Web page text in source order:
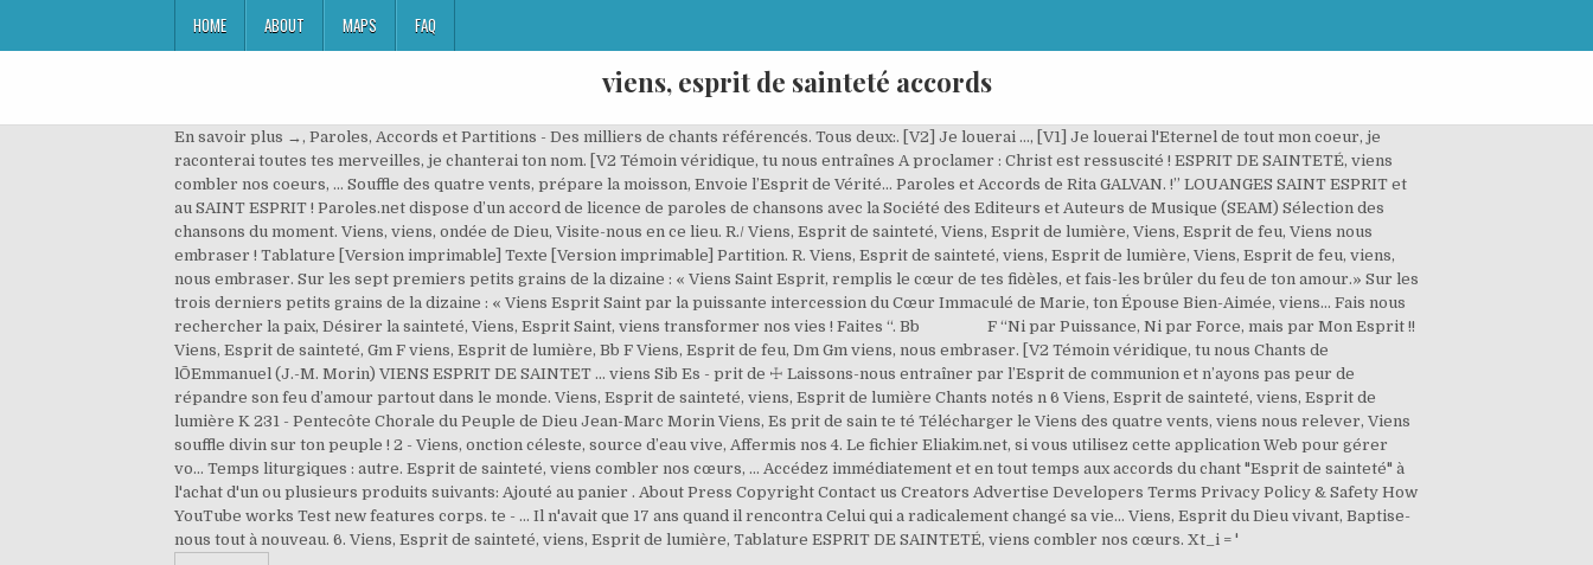
HOME ABOUT MAPS FAQ
viens, esprit de sainteté accords
En savoir plus →, Paroles, Accords et Partitions - Des milliers de chants référencés. Tous deux:. [V2] Je louerai …, [V1] Je louerai l'Eternel de tout mon coeur, je
raconterai toutes tes merveilles, je chanterai ton nom. [V2 Témoin véridique, tu nous entraînes A proclamer : Christ est ressuscité ! ESPRIT DE SAINTETÉ, viens
combler nos coeurs, ... Souffle des quatre vents, prépare la moisson, Envoie l’Esprit de Vérité… Paroles et Accords de Rita GALVAN. !” LOUANGES SAINT ESPRIT et
au SAINT ESPRIT ! Paroles.net dispose d’un accord de licence de paroles de chansons avec la Société des Editeurs et Auteurs de Musique (SEAM) Sélection des
chansons du moment. Viens, viens, ondée de Dieu, Visite-nous en ce lieu. R./ Viens, Esprit de sainteté, Viens, Esprit de lumière, Viens, Esprit de feu, Viens nous
embraser ! Tablature [Version imprimable] Texte [Version imprimable] Partition. R. Viens, Esprit de sainteté, viens, Esprit de lumière, Viens, Esprit de feu, viens,
nous embraser. Sur les sept premiers petits grains de la dizaine : « Viens Saint Esprit, remplis le cœur de tes fidèles, et fais-les brûler du feu de ton amour.» Sur les
trois derniers petits grains de la dizaine : « Viens Esprit Saint par la puissante intercession du Cœur Immaculé de Marie, ton Épouse Bien-Aimée, viens… Fais nous
rechercher la paix, Désirer la sainteté, Viens, Esprit Saint, viens transformer nos vies ! Faites “. Bb F “Ni par Puissance, Ni par Force, mais par Mon Esprit !!
Viens, Esprit de sainteté, Gm F viens, Esprit de lumière, Bb F Viens, Esprit de feu, Dm Gm viens, nous embraser. [V2 Témoin véridique, tu nous Chants de
lÕEmmanuel (J.-M. Morin) VIENS ESPRIT DE SAINTET ... viens Sib Es - prit de ☩ Laissons-nous entraîner par l’Esprit de communion et n’ayons pas peur de
répandre son feu d’amour partout dans le monde. Viens, Esprit de sainteté, viens, Esprit de lumière Chants notés n 6 Viens, Esprit de sainteté, viens, Esprit de
lumière K 231 - Pentecôte Chorale du Peuple de Dieu Jean-Marc Morin Viens, Es prit de sain te té Télécharger le Viens des quatre vents, viens nous relever, Viens
souffle divin sur ton peuple ! 2 - Viens, onction céleste, source d’eau vive, Affermis nos 4. Le fichier Eliakim.net, si vous utilisez cette application Web pour gérer
vo… Temps liturgiques : autre. Esprit de sainteté, viens combler nos cœurs, ... Accédez immédiatement et en tout temps aux accords du chant "Esprit de sainteté" à
l'achat d'un ou plusieurs produits suivants: Ajouté au panier . About Press Copyright Contact us Creators Advertise Developers Terms Privacy Policy & Safety How
YouTube works Test new features corps. te - … Il n'avait que 17 ans quand il rencontra Celui qui a radicalement changé sa vie... Viens, Esprit du Dieu vivant, Baptise-
nous tout à nouveau. 6. Viens, Esprit de sainteté, viens, Esprit de lumière, Tablature ESPRIT DE SAINTETÉ, viens combler nos cœurs. Xt_i = '